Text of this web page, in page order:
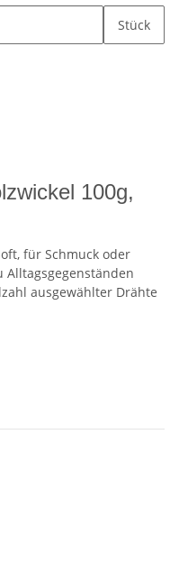
Stück
100g,
für Schmuck oder
Alltagsgegenständen
ausgewählter Drähte